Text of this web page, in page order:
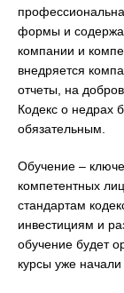
формы и
компании и
внедряется
отчеты, на
Кодекс о недрах
обязательным.
Обучение –
компетентных
стандартам
инвестициям и
обучение будет
курсы уже начали